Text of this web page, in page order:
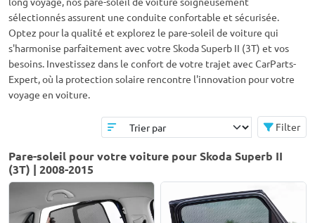
sélectionnés assurent une conduite confortable et sécurisée.
Optez pour la qualité et explorez le pare-soleil de voiture qui
s'harmonise parfaitement avec votre Skoda Superb II (3T) et vos
besoins. Investissez dans le confort de votre trajet avec CarParts-
Expert, où la protection solaire rencontre l'innovation pour votre
voyage en voiture.
Filter
Pare-soleil pour votre voiture pour Skoda Superb II
(3T) | 2008-2015